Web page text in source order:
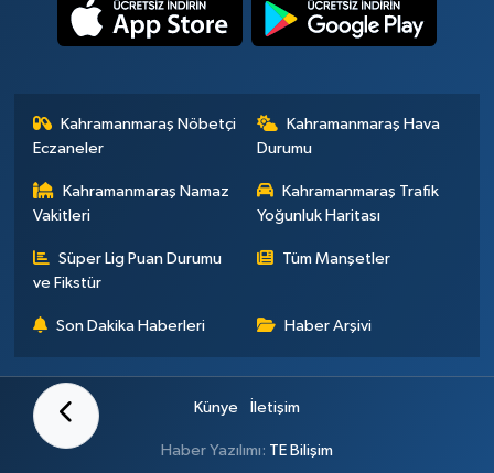
Kahramanmaraş Nöbetçi
Eczaneler
Kahramanmaraş Hava
Durumu
Kahramanmaraş Namaz
Vakitleri
Kahramanmaraş Trafik
Yoğunluk Haritası
Süper Lig Puan Durumu
ve Fikstür
Tüm Manşetler
Son Dakika Haberleri Haber Arşivi
Künye İletişim
Haber Yazılımı: TE Bilişim